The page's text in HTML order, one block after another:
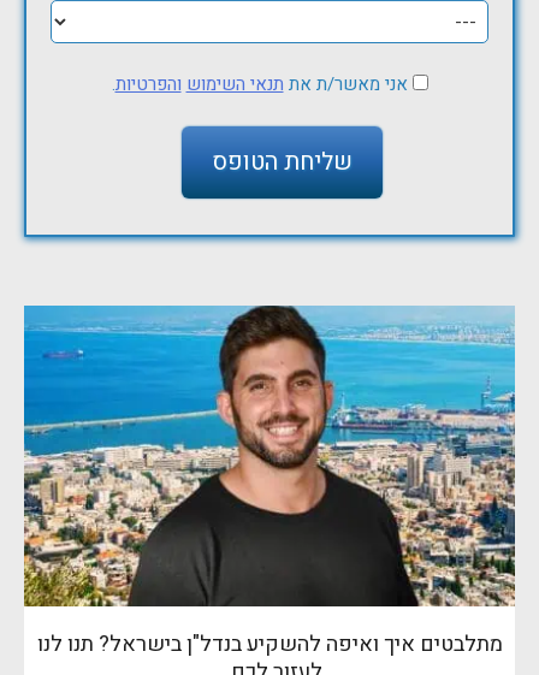
אני מאשר/ת את תנאי השימוש והפרטיות.
מתלבטים איך ואיפה להשקיע בנדל"ן בישראל? תנו לנו